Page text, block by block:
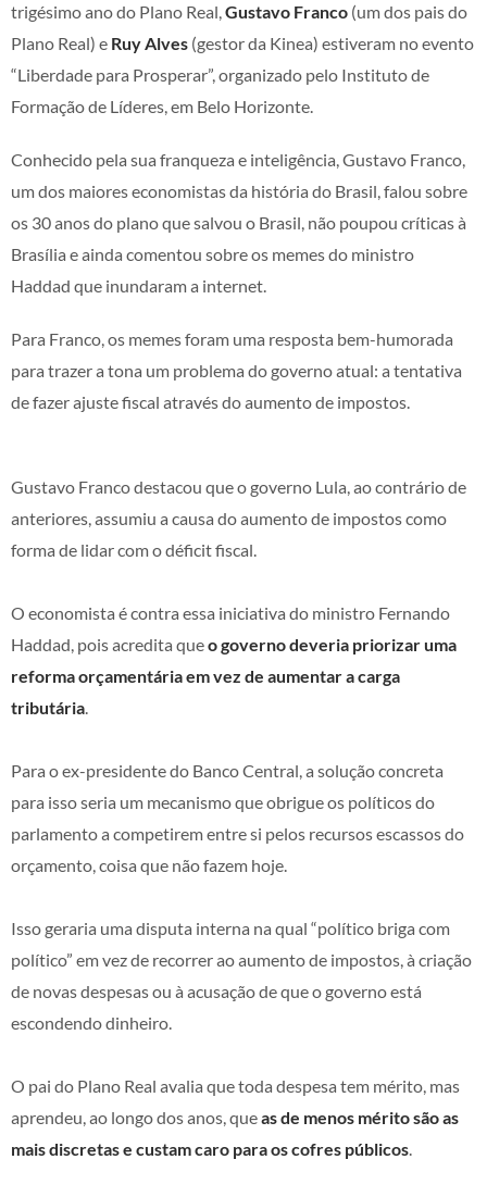
trigésimo ano do Plano Real,Gustavo Franco (um dos pais do
Plano Real) e Ruy Alves (gestor da Kinea) estiveram no evento
“Liberdade para Prosperar”, organizado pelo Instituto de
Formação de Líderes, em Belo Horizonte.
Conhecido pela sua franqueza e inteligência, Gustavo Franco,
um dos maiores economistas da história do Brasil, falou sobre
os 30 anos do plano que salvou o Brasil, não poupou críticas à
Brasília e ainda comentou sobre os memes do ministro
Haddad que inundaram a internet.
Para Franco, os memes foram uma resposta bem-humorada
para trazer a tona um problema do governo atual: a tentativa
de fazer ajuste fiscal através do aumento de impostos.
Gustavo Franco destacou que o governo Lula, ao contrário de
anteriores, assumiu a causa do aumento de impostos como
forma de lidar com o déficit fiscal.
O economista é contra essa iniciativa do ministro Fernando
Haddad, pois acredita queo governo deveria priorizar uma
reforma orçamentária em vez de aumentar a carga
tributária.
Para o ex-presidente do Banco Central, a solução concreta
para isso seria um mecanismo que obrigue os políticos do
parlamento a competirem entre si pelos recursos escassos do
orçamento, coisa que não fazem hoje.
Isso geraria uma disputa interna na qual “político briga com
político” em vez de recorrer ao aumento de impostos, à criação
de novas despesas ou à acusação de que o governo está
escondendo dinheiro.
O pai do Plano Real avalia que toda despesa tem mérito, mas
aprendeu, ao longo dos anos, queas de menos mérito são as
mais discretas e custam caro para os cofres públicos.